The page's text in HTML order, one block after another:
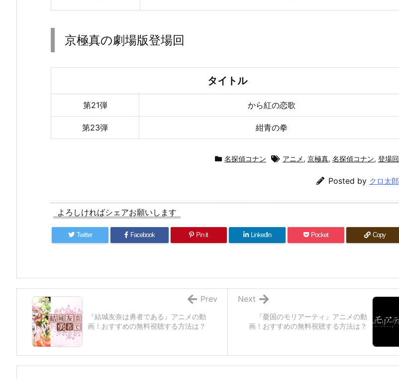
京極真の劇場版登場回
タイトル
第21弾 から紅の恋歌
第23弾 紺青の拳
名探偵コナン アニメ, 京極真, 名探偵コナン, 登場回
Posted by クロ太郎
よろしければシェアお願いします
Twitter Facebook Pin it LinkedIn Pocket Copy
『憂国のモリアーティ』アニメの動
画！おすすめの無料視聴する方法は？
Next
『結城友奈は勇者である』アニメの動
画！おすすめの無料視聴する方法は？
Prev